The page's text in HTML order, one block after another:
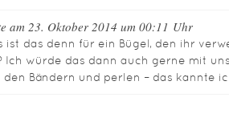
am 23. Oktober 2014 um 00:11 Uhr
ist das denn für ein Bügel, den ihr
Ich würde das dann auch gerne mit
den Bändern und perlen – das kannte